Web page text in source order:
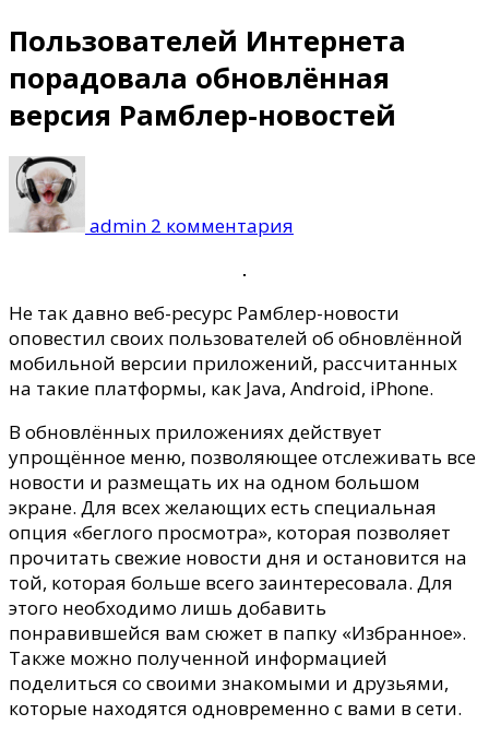
Пользователей Интернета
порадовала обновлённая
версия Рамблер-новостей
admin 2 комментария
Интернета
версия
Рамблер-
новостей
Не так давно веб-ресурс Рамблер-новости
оповестил своих пользователей об обновлённой
мобильной версии приложений, рассчитанных
на такие платформы, как Java, Android, iPhone.
В обновлённых приложениях действует
упрощённое меню, позволяющее отслеживать все
новости и размещать их на одном большом
экране. Для всех желающих есть специальная
опция «беглого просмотра», которая позволяет
прочитать свежие новости дня и остановится на
той, которая больше всего заинтересовала. Для
этого необходимо лишь добавить
понравившейся вам сюжет в папку «Избранное».
Также можно полученной информацией
поделиться со своими знакомыми и друзьями,
которые находятся одновременно с вами в сети.